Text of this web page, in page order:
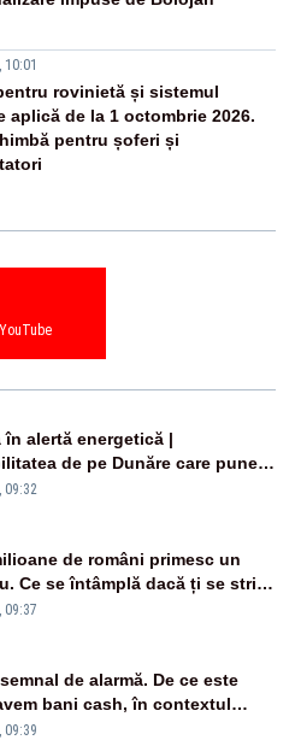
10:01
rovinietă și sistemul
aplică de la 1 octombrie 2026.
pentru șoferi și
YouTube
în alertă energetică |
de pe Dunăre care pune
Centrala Cernavodă era
09:32
de români primesc un
Ce se întâmplă dacă ți se strică
09:37
de alarmă. De ce este
bani cash, în contextul
09:39